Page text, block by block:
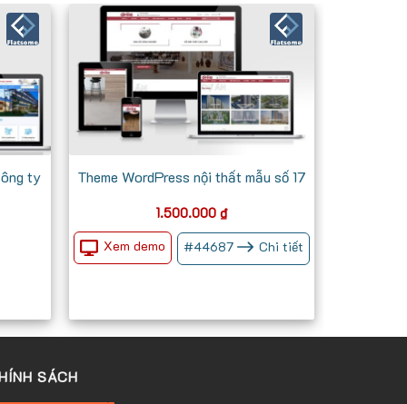
ty Theme WordPress nội thất mẫu số 17
1.500.000 ₫
Xem demo
#44687 Chi tiết
SÁCH